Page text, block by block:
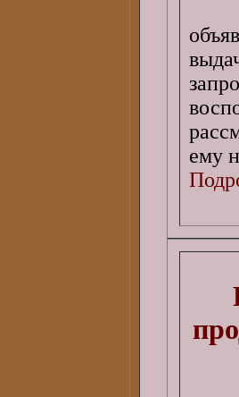
ему